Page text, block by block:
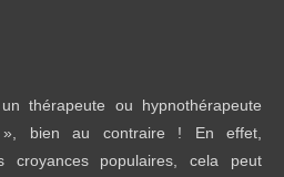
thérapeute ou hypnothérapeute
bien au contraire ! En effet,
croyances populaires, cela peut